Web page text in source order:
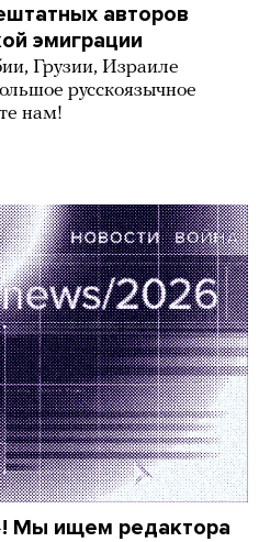
авторов
эмиграции
Грузии, Израиле
русскоязычное
нам!
Мы ищем редактора